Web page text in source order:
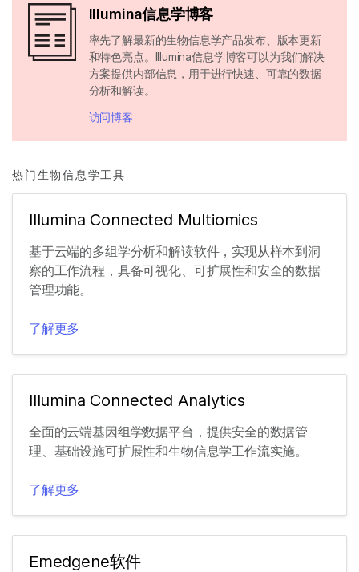
Illumina信息学博客
率先了解最新的生物信息学产品发布、版本更新
和特色亮点。Illumina信息学博客可以为我们解决
方案提供内部信息，用于进行快速、可靠的数据
分析和解读。
访问博客
热门生物信息学工具
Illumina Connected Multiomics
基于云端的多组学分析和解读软件，实现从样本到洞
察的工作流程，具备可视化、可扩展性和安全的数据
管理功能。
了解更多
Illumina Connected Analytics
全面的云端基因组学数据平台，提供安全的数据管
理、基础设施可扩展性和生物信息学工作流实施。
了解更多
Emedgene软件